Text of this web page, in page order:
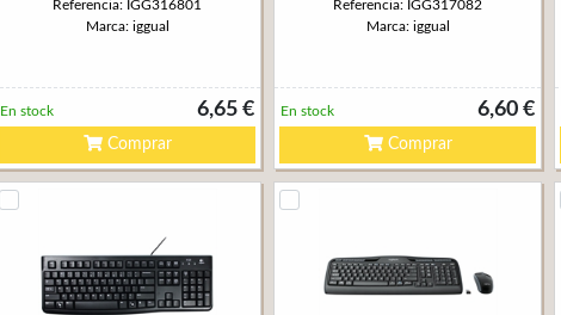
Referencia: IGG316801
Marca: iggual
6,65 €
En stock
Comprar
Referencia: IGG317082
Marca: iggual
6,60 €
En stock
Comprar